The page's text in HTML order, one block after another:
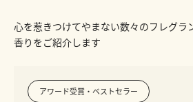
心を惹きつけてやまない数々のフレグラ
香りをご紹介します
アワード受賞・ベストセラー